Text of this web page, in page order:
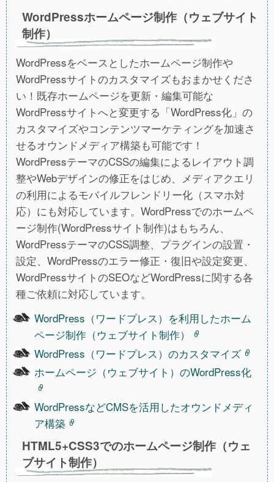
WordPressホームページ制作（ウェブサイト
制作）
WordPressをベースとしたホームページ制作や
WordPressサイトのカスタマイズもおまかせくださ
い！既存ホームページを更新・編集可能な
WordPressサイトへと変更する「WordPress化」の
カスタマイズやコンテンツマーケティングを加速さ
せるオウンドメディア構築も可能です！
WordPressテーマのCSSの編集によるレイアウト調
整やWebデザインの修正をはじめ、メディアクエリ
の利用によるモバイルフレンドリー化（スマホ対
応）にも対応しています。WordPressでのホームペ
ージ制作(WordPressサイト制作)はもちろん、
WordPressテーマのCSS調整、プラグインの設置・
設定、WordPressのエラー修正・復旧や設定変更、
WordPressサイトのSEOなどWordPressに関する各
種ご依頼に対応しています。
WordPress（ワードプレス）を利用したホーム
ページ制作（ウェブサイト制作）
WordPress（ワードプレス）のカスタマイズ
ホームページ（ウェブサイト）のWordPress化
WordPressなどCMSを活用したオウンドメディ
ア構築
HTML5+CSS3でのホームページ制作（ウェ
ブサイト制作）